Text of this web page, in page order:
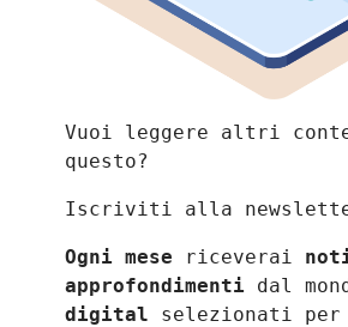
Vuoi leggere altri
questo?
Iscriviti alla
Ogni mese riceverai
approfondimenti
digital selezionati